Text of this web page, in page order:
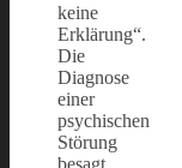
keine
Erklärung“.
Die
Diagnose
einer
psychischen
Störung
besagt,